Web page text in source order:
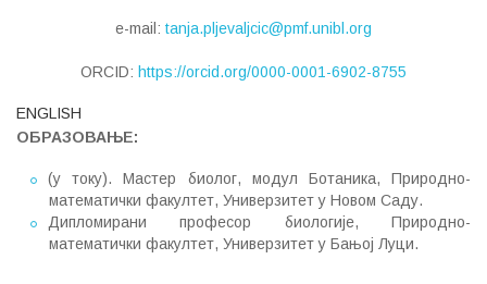
e-mail: tanja.pljevaljcic@pmf.unibl.org
ORCID: https://orcid.org/0000-0001-6902-8755
ENGLISH
ОБРАЗОВАЊЕ:
(у току). Мастер биолог, модул Ботаника, Природно-
математички факултет, Универзитет у Новом Саду.
Дипломирани професор биологије, Природно-
математички факултет, Универзитет у Бањој Луци.